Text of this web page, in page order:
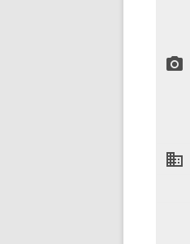
photo_camera
domain